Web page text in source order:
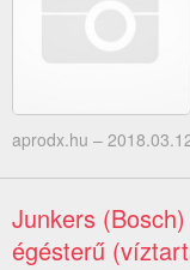
aprodx.hu –
Junkers
égésterű